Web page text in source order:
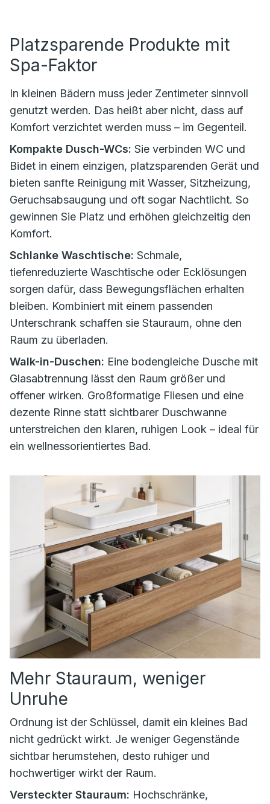
Platzsparende Produkte mit
Spa-Faktor
In kleinen Bädern muss jeder Zentimeter sinnvoll
genutzt werden. Das heißt aber nicht, dass auf
Komfort verzichtet werden muss – im Gegenteil.
Kompakte Dusch-WCs: Sie verbinden WC und
Bidet in einem einzigen, platzsparenden Gerät und
bieten sanfte Reinigung mit Wasser, Sitzheizung,
Geruchsabsaugung und oft sogar Nachtlicht. So
gewinnen Sie Platz und erhöhen gleichzeitig den
Komfort.
Schlanke Waschtische: Schmale,
tiefenreduzierte Waschtische oder Ecklösungen
sorgen dafür, dass Bewegungsflächen erhalten
bleiben. Kombiniert mit einem passenden
Unterschrank schaffen sie Stauraum, ohne den
Raum zu überladen.
Walk-in-Duschen: Eine bodengleiche Dusche mit
Glasabtrennung lässt den Raum größer und
offener wirken. Großformatige Fliesen und eine
dezente Rinne statt sichtbarer Duschwanne
unterstreichen den klaren, ruhigen Look – ideal für
ein wellnessorientiertes Bad.
Mehr Stauraum, weniger
Unruhe
Ordnung ist der Schlüssel, damit ein kleines Bad
nicht gedrückt wirkt. Je weniger Gegenstände
sichtbar herumstehen, desto ruhiger und
hochwertiger wirkt der Raum.
Versteckter Stauraum: Hochschränke,